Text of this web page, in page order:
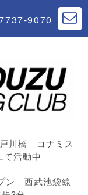
9070
川橋 コナミス
活動中
ン 西武池袋線